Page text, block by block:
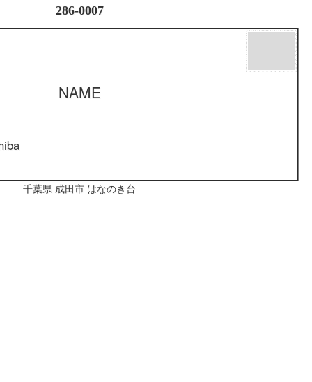
286-0007
NAME
千葉県 成田市 はなのき台